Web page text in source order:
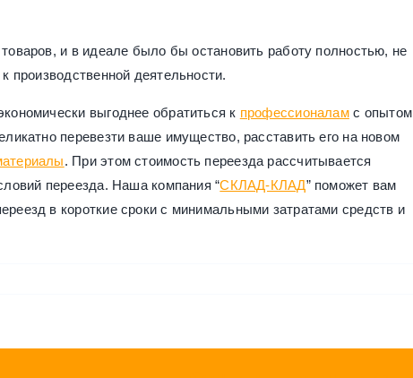
и в идеале было бы остановить работу полностью, не
производственной деятельности.
выгоднее обратиться к профессионаламс опытом
перевезти ваше имущество, расставить его на новом
. При этом стоимость переезда рассчитывается
переезда. Наша компания “СКЛАД-КЛАД” поможет вам
в короткие сроки с минимальными затратами средств и